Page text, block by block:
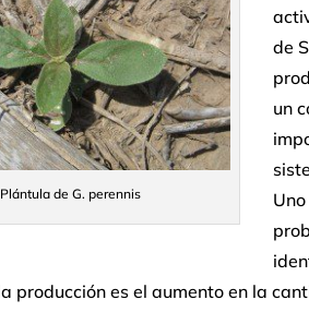
Plántula de G. perennis
de
un
producción es el aumento en la